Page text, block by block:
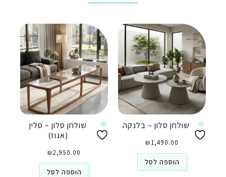
שולחן סלון – בלנקה
₪1,490.00
הוספה לסל
שולחן סלון – סלין
(אגוז)
₪2,950.00
הוספה לסל